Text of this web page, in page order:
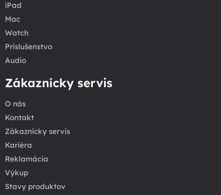
iPad
Mac
Watch
Príslušenstvo
Audio
Zákaznícky servis
O nás
Kontakt
Zákaznícky servis
Kariéra
Reklamácia
Výkup
Stavy produktov